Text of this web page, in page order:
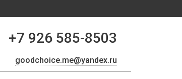
+7 926 585-8503
goodchoice.me@yandex.ru